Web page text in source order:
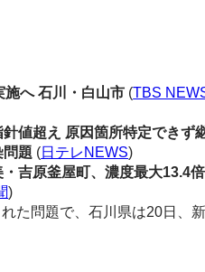
へ 石川・白山市 (TBS
値超え 原因箇所特定できず
題 (日テレNEWS)
原釜屋町、濃度最大13.4倍
)
問題で、石川県は20日、